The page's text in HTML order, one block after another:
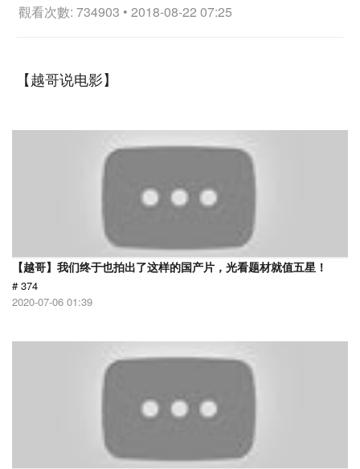
觀看次數: 734903 • 2018-08-22 07:25
【越哥说电影】
【越哥】我们终于也拍出了这样的国产片，光看题材就值五星！
# 374
2020-07-06 01:39